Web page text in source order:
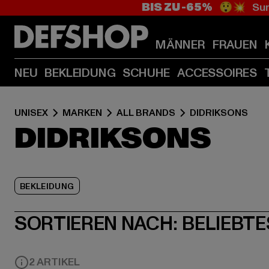
BIS ZU -65% 😲💥
MÄNNER FRAUEN
NEU BEKLEIDUNG SCHUHE ACCESSOIRES
UNISEX MARKEN ALL BRANDS DIDRIKSONS
DIDRIKSONS
BEKLEIDUNG
SORTIEREN NACH:
2 ARTIKEL